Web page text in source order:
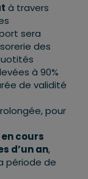
à travers
sera
des
à 90%
de validité
pour
cours
d’un an,
période de